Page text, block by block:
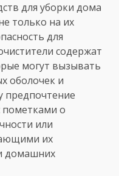
для уборки дома
только на их
для
содержат
могут вызывать
оболочек и
предпочтение
пометками о
или
их
домашних